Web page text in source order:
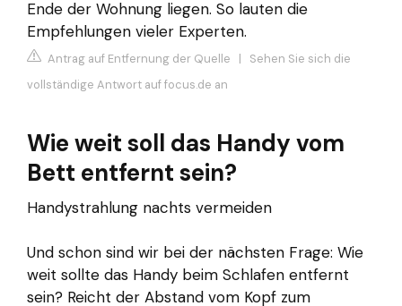
Ende der Wohnung liegen. So lauten die
Empfehlungen vieler Experten.
Antrag auf Entfernung der Quelle | Sehen Sie sich die
vollständige Antwort auf focus.de an
Wie weit soll das Handy vom
Bett entfernt sein?
Handystrahlung nachts vermeiden
Und schon sind wir bei der nächsten Frage: Wie
weit sollte das Handy beim Schlafen entfernt
sein? Reicht der Abstand vom Kopf zum